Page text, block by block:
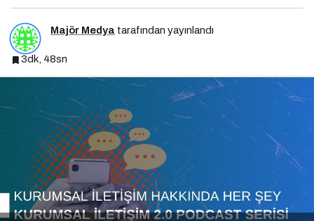
Majör Medya tarafından yayınlandı
3dk, 48sn